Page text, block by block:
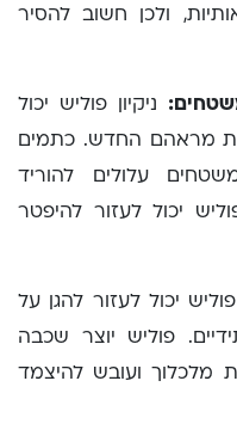
ולכן חשוב להסיר
ניקיון פוליש יכול
מראהם החדש. כתמים
עלולים להוריד
יכול לעזור להיפטר
פוליש יכול לעזור להגן על
פוליש יוצר שכבה
ועובש להיצמד